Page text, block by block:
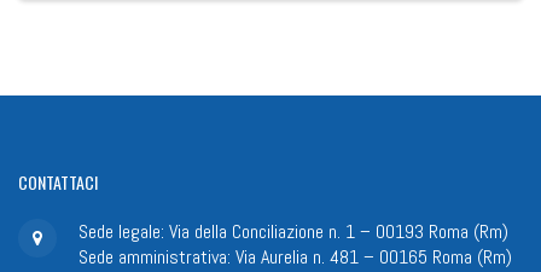
CONTATTACI
Sede legale: Via della Conciliazione n. 1 – 00193 Roma (Rm)
Sede amministrativa: Via Aurelia n. 481 – 00165 Roma (Rm)